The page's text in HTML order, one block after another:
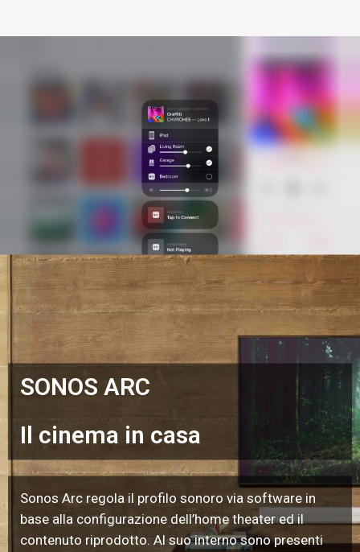
SONOS ARC
Il cinema in casa
Sonos Arc regola il profilo sonoro via software in
base alla configurazione dell’home theater ed il
contenuto riprodotto. Al suo interno sono presenti